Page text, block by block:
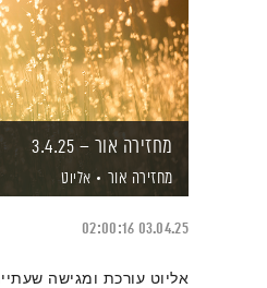
מחזירה אור – 3.4.25
מחזירה אור אליוט
03.04.25
02:00:16
אליוט עורכת ומגישה